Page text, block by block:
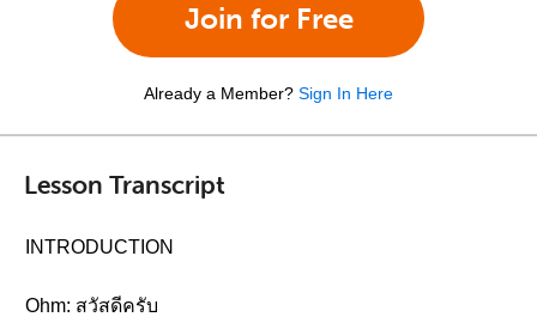
Join for Free
Already a Member? Sign In Here
Lesson Transcript
INTRODUCTION
Ohm: สวัสดีครับ